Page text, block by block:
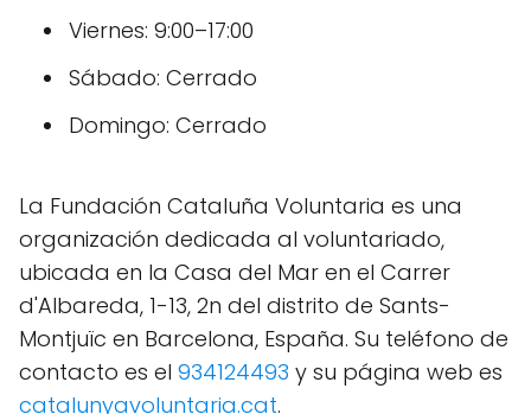
Viernes: 9:00–17:00
Sábado: Cerrado
Domingo: Cerrado
La Fundación Cataluña Voluntaria es una
organización dedicada al voluntariado,
ubicada en la Casa del Mar en el Carrer
d'Albareda, 1-13, 2n del distrito de Sants-
Montjuïc en Barcelona, España. Su teléfono de
contacto es el 934124493 y su página web es
catalunyavoluntaria.cat.